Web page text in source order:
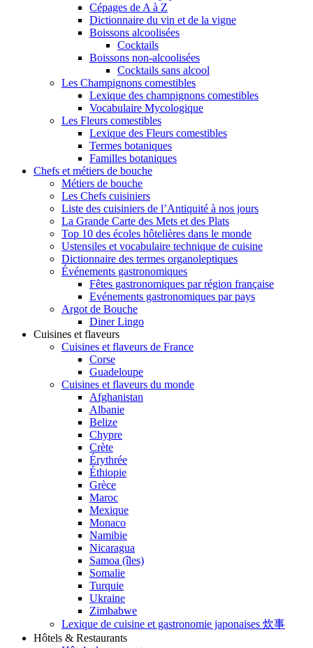
Cépages de A à Z
Dictionnaire du vin et de la vigne
Boissons alcoolisées
Cocktails
Boissons non-alcoolisées
Cocktails sans alcool
Les Champignons comestibles
Lexique des champignons comestibles
Vocabulaire Mycologique
Les Fleurs comestibles
Lexique des Fleurs comestibles
Termes botaniques
Familles botaniques
Chefs et métiers de bouche
Métiers de bouche
Les Chefs cuisiniers
Liste des cuisiniers de l’Antiquité à nos jours
La Grande Carte des Mets et des Plats
Top 10 des écoles hôtelières dans le monde
Ustensiles et vocabulaire technique de cuisine
Dictionnaire des termes organoleptiques
Événements gastronomiques
Fêtes gastronomiques par région française
Evénements gastronomiques par pays
Argot de Bouche
Diner Lingo
Cuisines et flaveurs
Cuisines et flaveurs de France
Corse
Guadeloupe
Cuisines et flaveurs du monde
Afghanistan
Albanie
Belize
Chypre
Crète
Érythrée
Éthiopie
Grèce
Maroc
Mexique
Monaco
Namibie
Nicaragua
Samoa (îles)
Somalie
Turquie
Ukraine
Zimbabwe
Lexique de cuisine et gastronomie japonaises 炊事
Hôtels & Restaurants